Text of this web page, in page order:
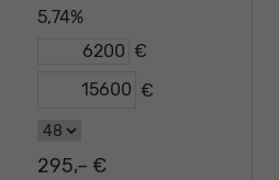
5,74%
€
€
295,– €